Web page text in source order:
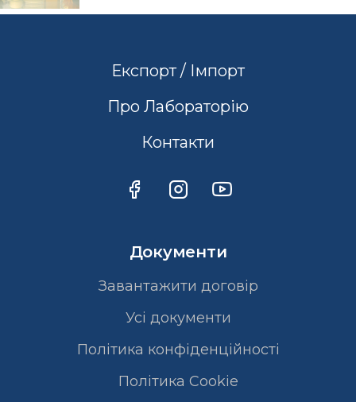
Експорт / Імпорт
Про Лабораторію
Контакти
Документи
Завантажити договір
Усі документи
Політика конфіденційності
Полiтика Cookie